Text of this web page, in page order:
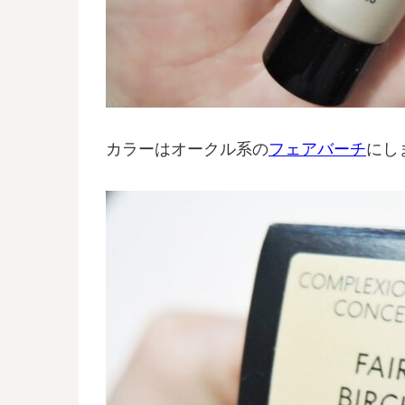
カラーはオークル系のフェアバーチにし